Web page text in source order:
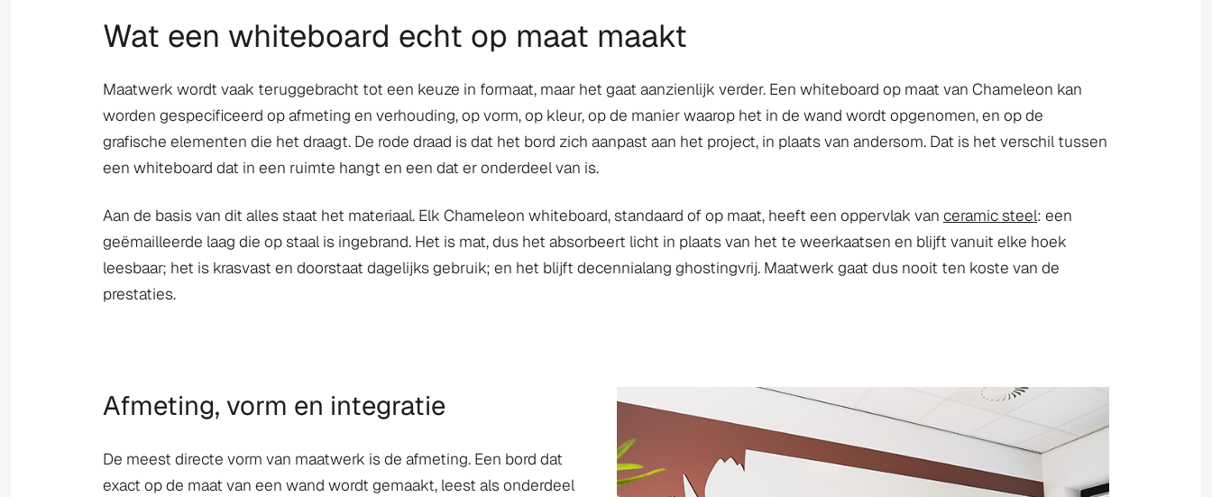
Wat een whiteboard echt op maat maakt
Maatwerk wordt vaak teruggebracht tot een keuze in formaat, maar het gaat aanzienlijk verder. Een whiteboard op maat van Chameleon kan
worden gespecificeerd op afmeting en verhouding, op vorm, op kleur, op de manier waarop het in de wand wordt opgenomen, en op de
grafische elementen die het draagt. De rode draad is dat het bord zich aanpast aan het project, in plaats van andersom. Dat is het verschil tussen
een whiteboard dat in een ruimte hangt en een dat er onderdeel van is.
Aan de basis van dit alles staat het materiaal. Elk Chameleon whiteboard, standaard of op maat, heeft een oppervlak van ceramic steel: een
geëmailleerde laag die op staal is ingebrand. Het is mat, dus het absorbeert licht in plaats van het te weerkaatsen en blijft vanuit elke hoek
leesbaar; het is krasvast en doorstaat dagelijks gebruik; en het blijft decennialang ghostingvrij. Maatwerk gaat dus nooit ten koste van de
prestaties.
Afmeting, vorm en integratie
De meest directe vorm van maatwerk is de afmeting. Een bord dat
exact op de maat van een wand wordt gemaakt, leest als onderdeel